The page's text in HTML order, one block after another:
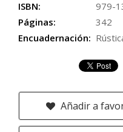
ISBN:
979-
Páginas:
342
Encuadernación:
Añadir a